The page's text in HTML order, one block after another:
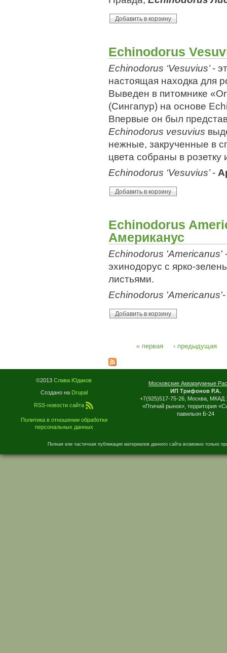
Echinodorus
Echinodorus ‘Vesuvius’-
настоящая находка для
Выведен в питомнике
(Сингапур) на основе
Впервые он был
Echinodorus vesuvius
нежные, закрученные в
цвета собраны в розетку
Echinodorus ‘Vesuvius’-
Echinodorus
Американус
Echinodorus 'Americanus'
эхинодорус с ярко-
листьями.
Echinodorus 'Americanus'
Страницы
« первая ‹ предыдущая
©2013 Слава Юдаков
Создано на Drupal
RSS-новости сайта
Политика в отношении обработки
персональных данных
Московские Аквариумные
ИП Трифонов Р.А.
+7(925)517-75-26, Москва, МКАД
«Птичий рынок», территория
павильон Б-24
Полная или частичная публикация материалов данного сайта возможно только